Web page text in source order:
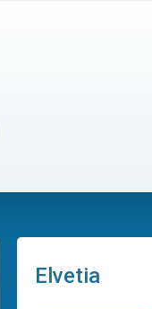
Elvetia